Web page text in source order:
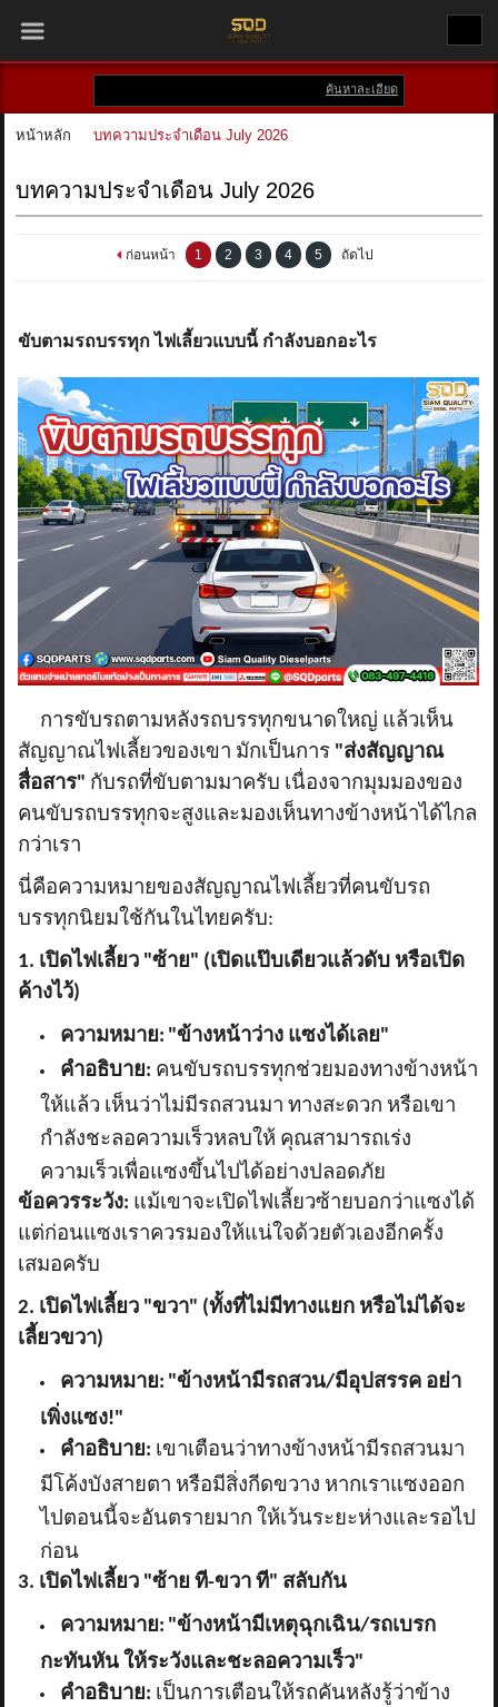
หน้าหลัก
แบรนด์
บัญชีผู้ใช้
ติดต่อเรา
ข่าวสาร
รีวิวลูกค้า2
RETURN AND REFUND POLICY
ค้นหาละเอียด
หน้าหลัก บทความประจำเดือน July 2026
บทความประจำเดือน July 2026
ก่อนหน้า 1 2 3 4 5 ถัดไป
ขับตามรถบรรทุก ไฟเลี้ยวแบบนี้ กำลังบอกอะไร
การขับรถตามหลังรถบรรทุกขนาดใหญ่ แล้วเห็น
สัญญาณไฟเลี้ยวของเขา มักเป็นการ "ส่งสัญญาณ
สื่อสาร" กับรถที่ขับตามมาครับ เนื่องจากมุมมองของ
คนขับรถบรรทุกจะสูงและมองเห็นทางข้างหน้าได้ไกล
กว่าเรา
นี่คือความหมายของสัญญาณไฟเลี้ยวที่คนขับรถ
บรรทุกนิยมใช้กันในไทยครับ:
1. เปิดไฟเลี้ยว "ซ้าย" (เปิดแป๊บเดียวแล้วดับ หรือเปิด
ค้างไว้)
ความหมาย: "ข้างหน้าว่าง แซงได้เลย"
คำอธิบาย: คนขับรถบรรทุกช่วยมองทางข้างหน้า
ให้แล้ว เห็นว่าไม่มีรถสวนมา ทางสะดวก หรือเขา
กำลังชะลอความเร็วหลบให้ คุณสามารถเร่ง
ความเร็วเพื่อแซงขึ้นไปได้อย่างปลอดภัย
ข้อควรระวัง: แม้เขาจะเปิดไฟเลี้ยวซ้ายบอกว่าแซงได้
แต่ก่อนแซงเราควรมองให้แน่ใจด้วยตัวเองอีกครั้ง
เสมอครับ
2. เปิดไฟเลี้ยว "ขวา" (ทั้งที่ไม่มีทางแยก หรือไม่ได้จะ
เลี้ยวขวา)
ความหมาย: "ข้างหน้ามีรถสวน/มีอุปสรรค อย่า
เพิ่งแซง!"
คำอธิบาย: เขาเตือนว่าทางข้างหน้ามีรถสวนมา
มีโค้งบังสายตา หรือมีสิ่งกีดขวาง หากเราแซงออก
ไปตอนนี้จะอันตรายมาก ให้เว้นระยะห่างและรอไป
ก่อน
3. เปิดไฟเลี้ยว "ซ้าย ที-ขวา ที" สลับกัน
ความหมาย: "ข้างหน้ามีเหตุฉุกเฉิน/รถเบรก
กะทันหัน ให้ระวังและชะลอความเร็ว"
คำอธิบาย: เป็นการเตือนให้รถคันหลังรู้ว่าข้าง